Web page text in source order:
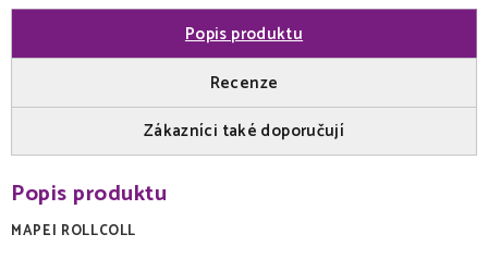
Popis produktu
Recenze
Zákazníci také doporučují
Popis produktu
MAPEI ROLLCOLL